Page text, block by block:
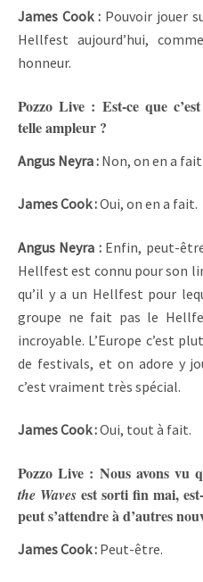
James Cook : Pouvoir jouer
Hellfest aujourd’hui,
honneur.
Pozzo Live : Est-ce que
telle ampleur ?
Angus Neyra : Non, on en a
James Cook :Oui, on en a fait.
Angus Neyra : Enfin, peut-
Hellfest est connu pour son
qu’il y a un Hellfest pour
groupe ne fait pas le
incroyable. L’Europe c’est
de festivals, et on adore y
c’est vraiment très spécial.
James Cook :Oui, tout à fait.
Pozzo Live : Nous avons vu
the Wavesest sorti fin mai,
peut s’attendre à d’autres
James Cook : Peut-être.